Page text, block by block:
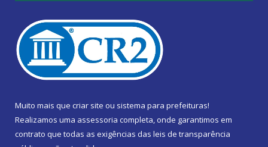
Muito mais que criar site ou sistema para prefeituras!
Realizamos uma assessoria completa, onde garantimos em
contrato que todas as exigências das leis de transparência